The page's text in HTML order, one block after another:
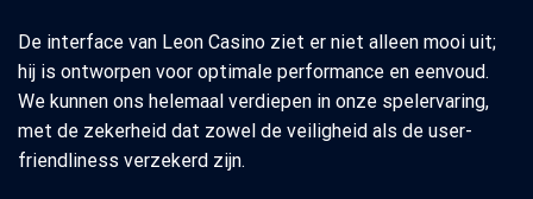
De interface van Leon Casino ziet er niet alleen mooi uit;
hij is ontworpen voor optimale performance en eenvoud.
We kunnen ons helemaal verdiepen in onze spelervaring,
met de zekerheid dat zowel de veiligheid als de user-
friendliness verzekerd zijn.